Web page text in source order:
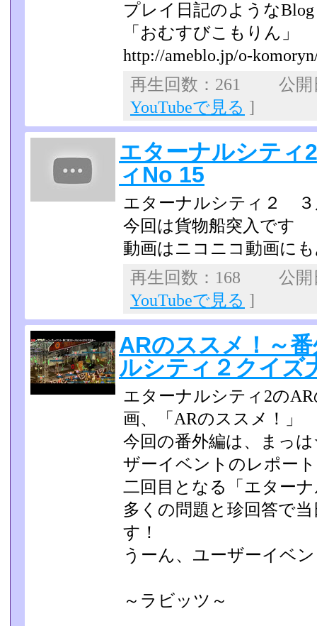
プレイ日記のようなBlog
「おむすびこもりん」
http://ameblo.jp/o-
再生回数：261 公
YouTubeで見る ]
エターナルシテ
ィNo 15
エターナルシティ２ ３
今回は貨物船突入です
動画はニコニコ動画に
再生回数：168 公
YouTubeで見る ]
ARのススメ！～
ルシティ２クイズ
エターナルシティ2の
画、「ARのススメ！」
今回の番外編は、まっ
ザーイベントのレポー
二回目となる「エター
多くの問題と珍回答で
す！
うーん、ユーザーイベ
～ラビッツ～